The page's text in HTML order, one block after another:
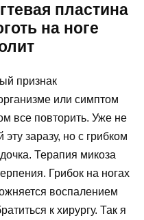
пластина
на ноге
признак
или симптом
все повторить. Уже не
заразу, но с грибком
Терапия микоза
Грибок на ногах
воспалением
к хирургу. Так я